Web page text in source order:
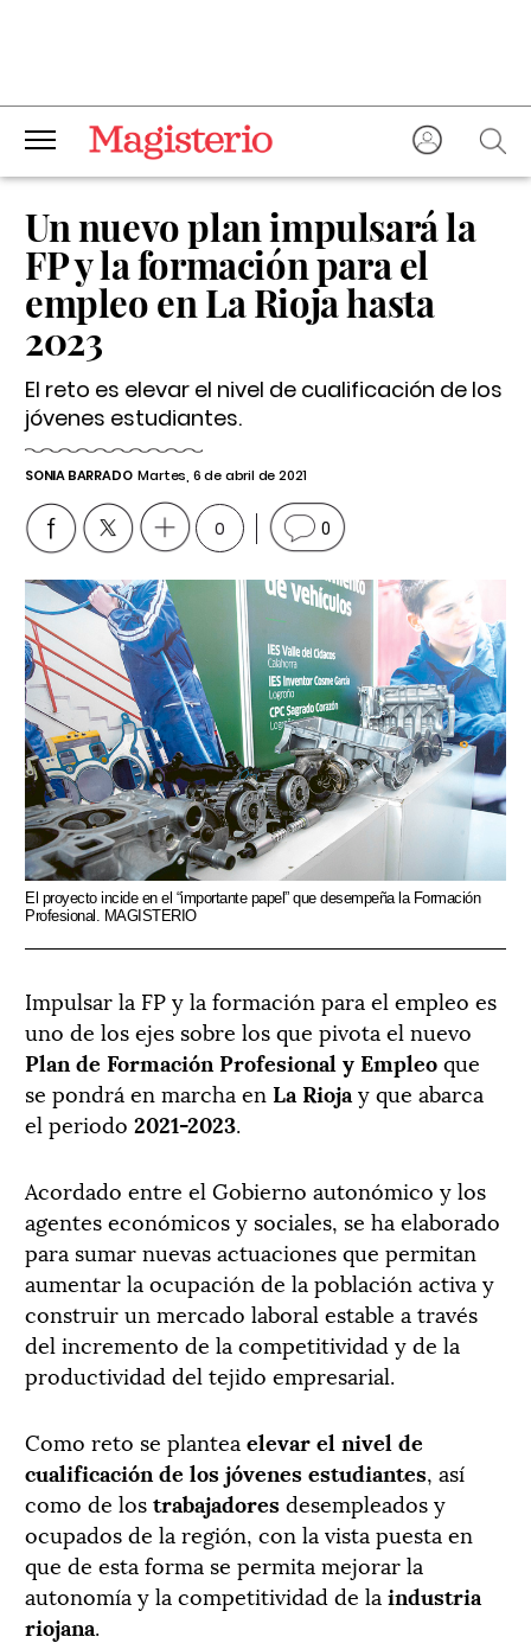
Un nuevo plan impulsará la
FP y la formación para el
empleo en La Rioja hasta
2023
El reto es elevar el nivel de cualificación de los
jóvenes estudiantes.
SONIA BARRADO Martes, 6 de abril de 2021
0 0
El proyecto incide en el “importante papel” que desempeña la Formación
Profesional. MAGISTERIO
Impulsar la FP y la formación para el empleo es
uno de los ejes sobre los que pivota el nuevo
Plan de Formación Profesional y Empleoque
se pondrá en marcha en La Rioja y que abarca
el periodo 2021-2023.
Acordado entre el Gobierno autonómico y los
agentes económicos y sociales, se ha elaborado
para sumar nuevas actuaciones que permitan
aumentar la ocupación de la población activa y
construir un mercado laboral estable a través
del incremento de la competitividad y de la
productividad del tejido empresarial.
Como reto se plantea elevar el nivel de
cualificación de los jóvenes estudiantes, así
como de lostrabajadoresdesempleados y
ocupados de la región, con la vista puesta en
que de esta forma se permita mejorar la
autonomía y la competitividad de la industria
riojana.